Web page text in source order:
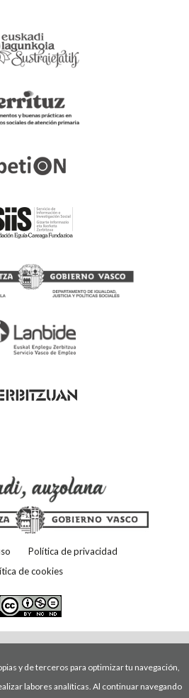
Política de privacidad
de cookies
y de terceros para optimizar tu navegación,
labores analíticas. Al continuar navegando